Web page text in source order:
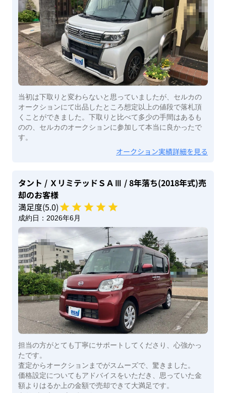
当初は下取りと変わらないと思っていましたが、セルカの
オークションにて出品したところ想定以上の値段で落札頂
くことができました。下取りと比べて多少の手間はあるも
のの、セルカのオークションに参加して本当に良かったで
す。
オークション実績詳細を見る
タント / ＸリミテッドＳＡⅢ / 8年落ち(2018年式)売
却のお客様
満足度(5.0)
成約日： 2026年6月
担当の方がとても丁寧にサポートしてくださり、心強かっ
たです。
査定からオークションまでがスムーズで、驚きました。
価格設定についてもアドバイスをいただき、思っていた金
額よりはるか上の金額で売却できて大満足です。